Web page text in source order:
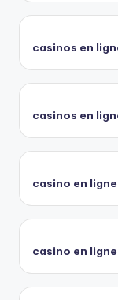
casinos en
casinos en
casino en
casino en